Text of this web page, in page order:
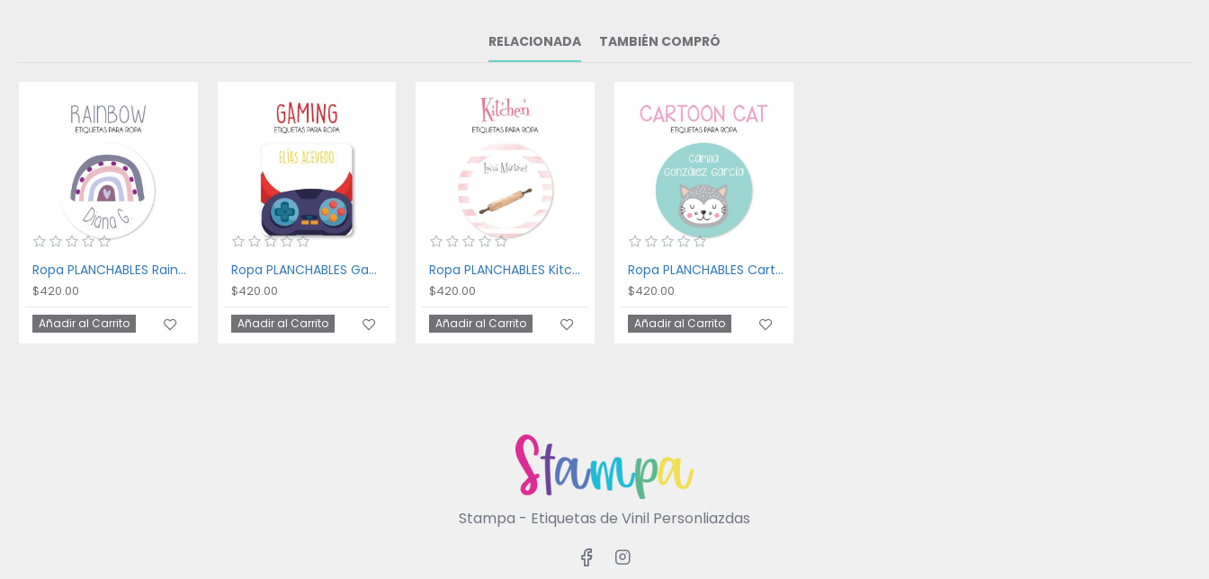
RELACIONADA TAMBIÉN COMPRÓ
Ropa PLANCHABLES Rainbow
$420.00
Añadir al Carrito
Ropa PLANCHABLES Gaming
$420.00
Añadir al Carrito
Ropa PLANCHABLES Kitchen
$420.00
Añadir al Carrito
Ropa PLANCHABLES Cartoon Cat
$420.00
Añadir al Carrito
Stampa - Etiquetas de Vinil Personliazdas